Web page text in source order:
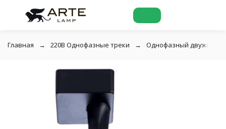
Главная 220В Однофазные треки Однофазный